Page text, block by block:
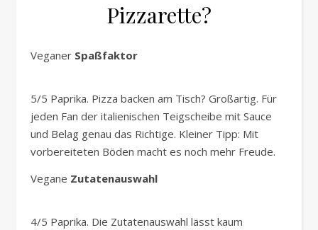
Pizzarette?
Veganer Spaßfaktor
5/5 Paprika. Pizza backen am Tisch? Großartig. Für
jeden Fan der italienischen Teigscheibe mit Sauce
und Belag genau das Richtige. Kleiner Tipp: Mit
vorbereiteten Böden macht es noch mehr Freude.
Vegane Zutatenauswahl
4/5 Paprika. Die Zutatenauswahl lässt kaum